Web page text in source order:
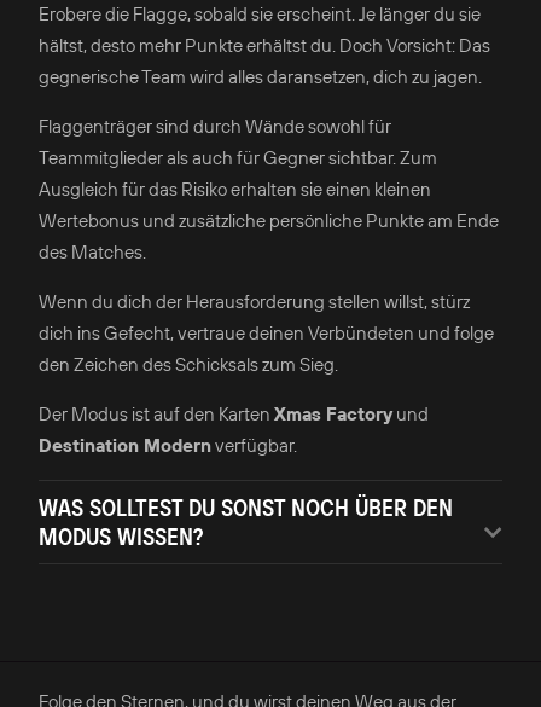
Erobere die Flagge, sobald sie erscheint. Je länger du sie
hältst, desto mehr Punkte erhältst du. Doch Vorsicht: Das
gegnerische Team wird alles daransetzen, dich zu jagen.
Flaggenträger sind durch Wände sowohl für
Teammitglieder als auch für Gegner sichtbar. Zum
Ausgleich für das Risiko erhalten sie einen kleinen
Wertebonus und zusätzliche persönliche Punkte am Ende
des Matches.
Wenn du dich der Herausforderung stellen willst, stürz
dich ins Gefecht, vertraue deinen Verbündeten und folge
den Zeichen des Schicksals zum Sieg.
Der Modus ist auf den Karten Xmas Factoryund
Destination Modernverfügbar.
WAS SOLLTEST DU SONST NOCH ÜBER DEN
MODUS WISSEN?
Folge den Sternen, und du wirst deinen Weg aus der